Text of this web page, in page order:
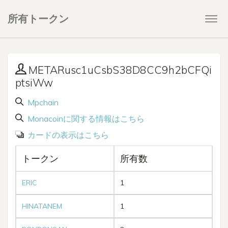
所有トークン
METARusc1uCsbS38D8CC9h2bCFQi
ptsiWw
Mpchain
Monacoinに関する情報はこちら
カードの表示はこちら
トークン 所有数
ERIC 1
HINATANEM 1